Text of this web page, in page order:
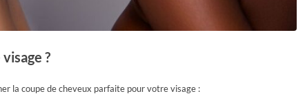
?
la coupe de cheveux parfaite pour votre visage :